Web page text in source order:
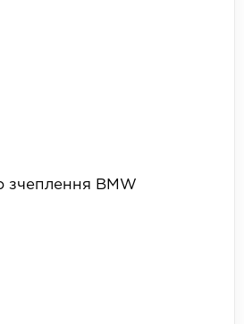
зчеплення BMW